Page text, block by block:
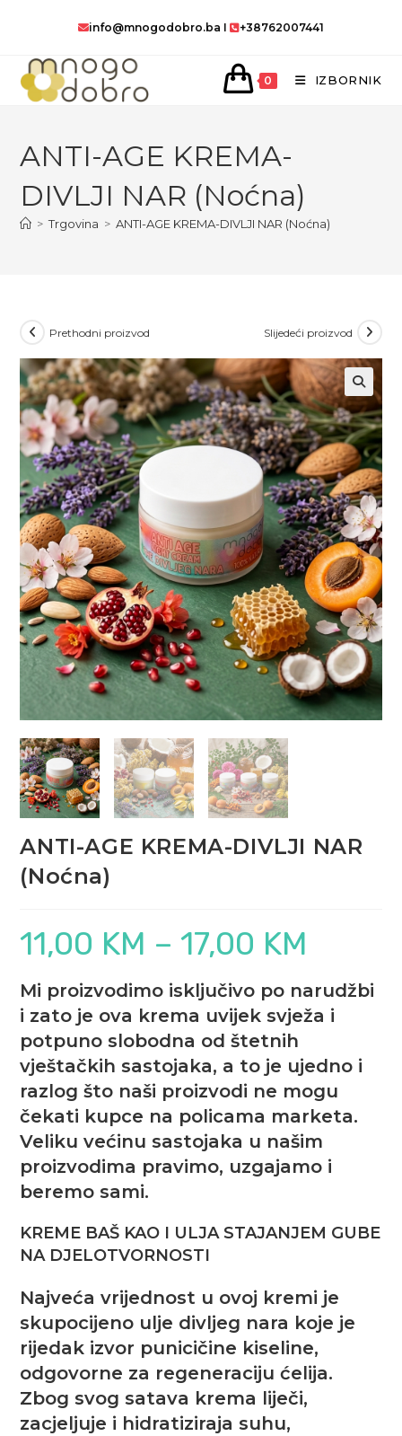
sadržaj
info@mnogodobro.ba I +38762007441
0 IZBORNIK
ANTI-AGE KREMA-
DIVLJI NAR (Noćna)
> Trgovina > ANTI-AGE KREMA-DIVLJI NAR (Noćna)
Prethodni proizvod Slijedeći proizvod
ANTI-AGE KREMA-DIVLJI NAR
(Noćna)
11,00 KM – 17,00 KM
17,00 KM
Mi proizvodimo isključivo po narudžbi
i zato je ova krema uvijek svježa i
potpuno slobodna od štetnih
vještačkih sastojaka, a to je ujedno i
razlog što naši proizvodi ne mogu
čekati kupce na policama marketa.
Veliku većinu sastojaka u našim
proizvodima pravimo, uzgajamo i
beremo sami.
KREME BAŠ KAO I ULJA STAJANJEM GUBE
NA DJELOTVORNOSTI
Najveća vrijednost u ovoj kremi je
skupocijeno ulje divljeg nara koje je
rijedak izvor punicičine kiseline,
odgovorne za regeneraciju ćelija.
Zbog svog satava krema liječi,
zacjeljuje i hidratiziraja suhu,